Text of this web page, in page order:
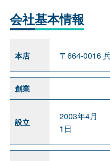
会社基本情報
本店 〒664-0016
創業
設立
2003年4月
1日